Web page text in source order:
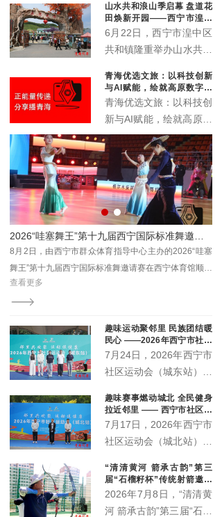
象城启动。活动以“众智
成潮”为主题，联动“雪脉
计划”，汇聚川、藏、
机构，搭建西部青年文化
交流平台。
山水共和浪山季启幕 盘道花
田焕新开园——西宁市湟中
区共和镇农文旅深度融合再
6月22日，西宁市湟中区
共和镇隆重举办山水共和
田开业典礼。全新升级的
盘道花田景区正式对外开
放，众多干部群众、非遗
传承人、文艺爱好者及各
地游客齐聚葱湾村，共赏
花海盛景、共品乡土文
脉、共赴乡村文旅新盛
宴。
青海优选文旅：以科技创新
与AI赋能，绘就高原数字文
旅新画卷
青海优选文旅：以科技创
新与AI赋能，绘就高原数
字文旅新画卷
8月2日，由西宁市群众体育指导中心主办的2026“哇塞
舞王”第十九届西宁国际标准舞邀请赛在西宁体育馆顺利
收官。
查看更多
趣味运动聚邻里 民族团结暖
民心 ——2026年西宁市社区
运动会城东站激情开赛
7月24日，2026年西宁市
社区运动会（城东站）在
开赛。来自辖区各社区、
企事业单位的近400名各
族群众齐聚一堂，在家门
约。本站赛事由西宁市体
育局主办，市群众体育指
导中心、城东区总工会、
趣味赛事燃动城北 全民健身
拉近邻里 —— 西宁市社区运
动会城北站火热开赛
7月17日，2026年西宁市
社区运动会（城北站）在
开赛，350余名辖区各族
居民齐聚赛场，共赴家门
口的趣味运动之约。
“清清黄河 箭承古韵”第三
届“石榴籽杯”传统射箭邀请
赛开赛
2026年7月8日，“清清黄
河 箭承古韵”第三届“石榴